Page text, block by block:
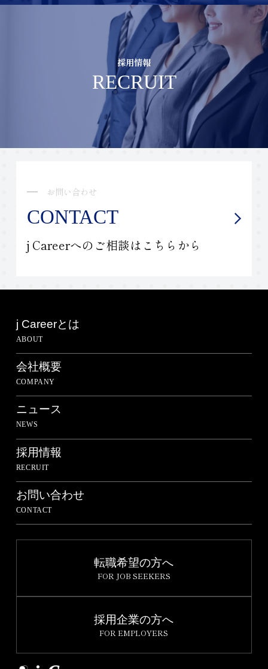
採用情報
RECRUIT
お問い合わせ
CONTACT
j Careerへのご相談はこちらから
j Careerとは
ABOUT
会社概要
COMPANY
ニュース
NEWS
採用情報
RECRUIT
お問い合わせ
CONTACT
転職希望の方へ
FOR JOB SEEKERS
採用企業の方へ
FOR EMPLOYERS